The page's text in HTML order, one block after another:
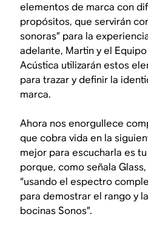
elementos de marca con
propósitos, que servirán
sonoras” para la
adelante, Martin y el
Acústica utilizarán estos
para trazar y definir la
marca.
Ahora nos enorgullece
que cobra vida en la
mejor para escucharla es
porque, como señala
“usando el espectro
para demostrar el rango y
bocinas Sonos”.